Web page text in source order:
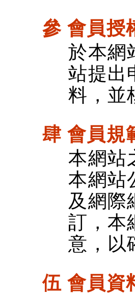
參 會員授
於本網
站提出
料，並
肆 會員規
本網站
本網站
及網際
訂，本
意，以
伍 會員資